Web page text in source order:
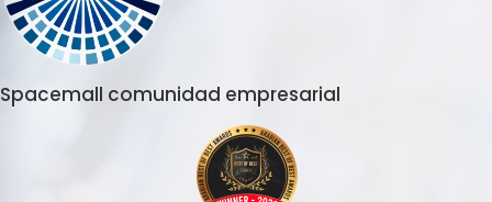
Spacemall comunidad empresarial